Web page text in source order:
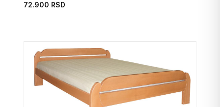
72.900 RSD